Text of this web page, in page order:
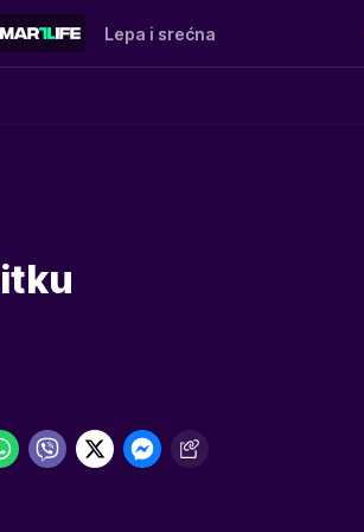
Lepa i srećna